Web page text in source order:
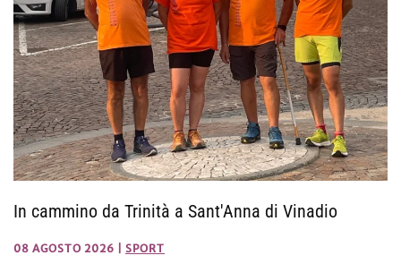
In cammino da Trinità a Sant'Anna di Vinadio
08 AGOSTO 2026 SPORT